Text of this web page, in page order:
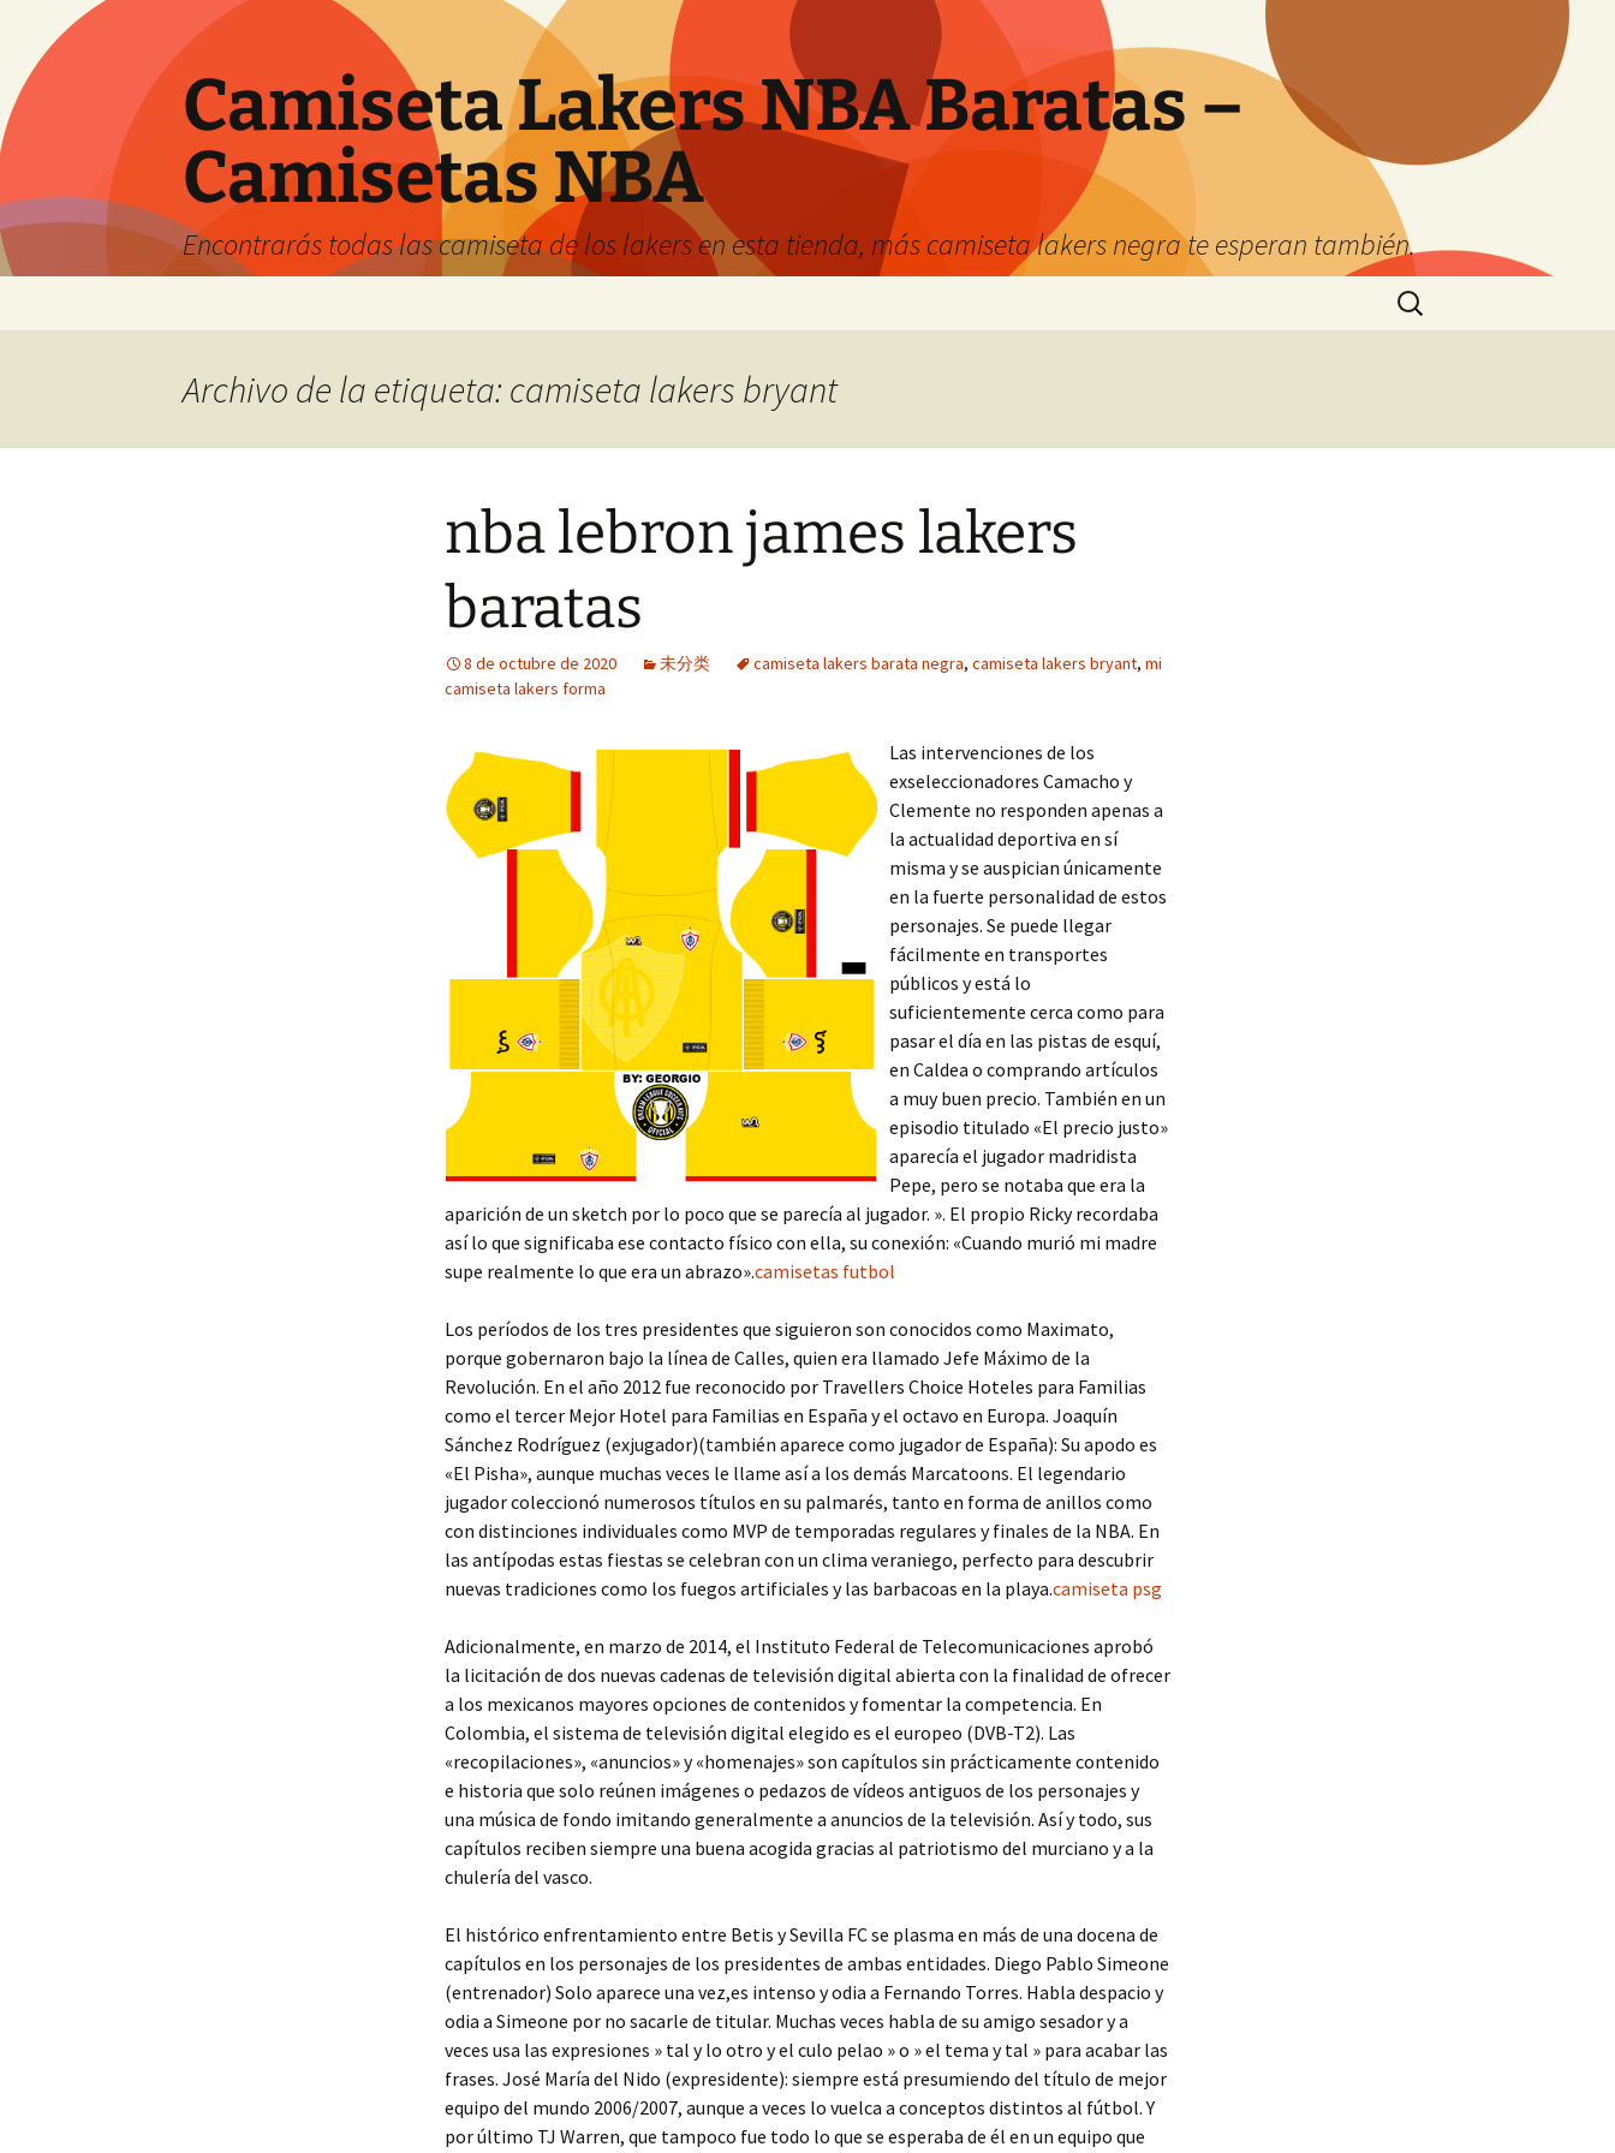
Camiseta Lakers NBA Baratas –
Camisetas NBA
Encontrarás todas las camiseta de los lakers en esta tienda, más camiseta lakers negra te esperan también.
Buscar:
Archivo de la etiqueta: camiseta lakers bryant
nba lebron james lakers
baratas
8 de octubre de 2020 未分类 camiseta lakers barata negra, camiseta lakers bryant, mi
camiseta lakers forma
Las intervenciones de los
exseleccionadores Camacho y
Clemente no responden apenas a
la actualidad deportiva en sí
misma y se auspician únicamente
en la fuerte personalidad de estos
personajes. Se puede llegar
fácilmente en transportes
públicos y está lo
suficientemente cerca como para
pasar el día en las pistas de esquí,
en Caldea o comprando artículos
a muy buen precio. También en un
episodio titulado «El precio justo»
aparecía el jugador madridista
Pepe, pero se notaba que era la
aparición de un sketch por lo poco que se parecía al jugador. ». El propio Ricky recordaba
así lo que significaba ese contacto físico con ella, su conexión: «Cuando murió mi madre
supe realmente lo que era un abrazo».camisetas futbol
Los períodos de los tres presidentes que siguieron son conocidos como Maximato,
porque gobernaron bajo la línea de Calles, quien era llamado Jefe Máximo de la
Revolución. En el año 2012 fue reconocido por Travellers Choice Hoteles para Familias
como el tercer Mejor Hotel para Familias en España y el octavo en Europa. Joaquín
Sánchez Rodríguez (exjugador)(también aparece como jugador de España): Su apodo es
«El Pisha», aunque muchas veces le llame así a los demás Marcatoons. El legendario
jugador coleccionó numerosos títulos en su palmarés, tanto en forma de anillos como
con distinciones individuales como MVP de temporadas regulares y finales de la NBA. En
las antípodas estas fiestas se celebran con un clima veraniego, perfecto para descubrir
nuevas tradiciones como los fuegos artificiales y las barbacoas en la playa.camiseta psg
Adicionalmente, en marzo de 2014, el Instituto Federal de Telecomunicaciones aprobó
la licitación de dos nuevas cadenas de televisión digital abierta con la finalidad de ofrecer
a los mexicanos mayores opciones de contenidos y fomentar la competencia. En
Colombia, el sistema de televisión digital elegido es el europeo (DVB-T2). Las
«recopilaciones», «anuncios» y «homenajes» son capítulos sin prácticamente contenido
e historia que solo reúnen imágenes o pedazos de vídeos antiguos de los personajes y
una música de fondo imitando generalmente a anuncios de la televisión. Así y todo, sus
capítulos reciben siempre una buena acogida gracias al patriotismo del murciano y a la
chulería del vasco.
El histórico enfrentamiento entre Betis y Sevilla FC se plasma en más de una docena de
capítulos en los personajes de los presidentes de ambas entidades. Diego Pablo Simeone
(entrenador) Solo aparece una vez,es intenso y odia a Fernando Torres. Habla despacio y
odia a Simeone por no sacarle de titular. Muchas veces habla de su amigo sesador y a
veces usa las expresiones » tal y lo otro y el culo pelao » o » el tema y tal » para acabar las
frases. José María del Nido (expresidente): siempre está presumiendo del título de mejor
equipo del mundo 2006/2007, aunque a veces lo vuelca a conceptos distintos al fútbol. Y
por último TJ Warren, que tampoco fue todo lo que se esperaba de él en un equipo que